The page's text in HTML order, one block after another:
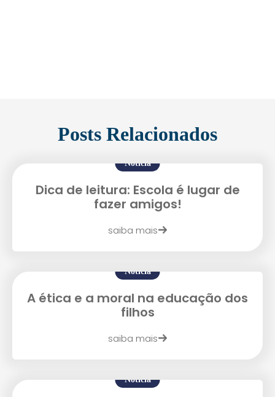
Posts Relacionados
Notícia
Dica de leitura: Escola é lugar de
fazer amigos!
saiba mais
Notícia
A ética e a moral na educação dos
filhos
saiba mais
Notícia